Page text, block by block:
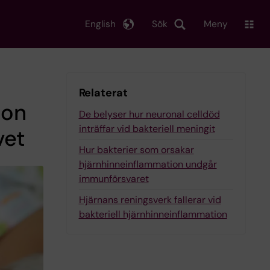
Sök
English Meny
Relaterat
De belyser hur neuronal celldöd
inträffar vid bakteriell meningit
Hur bakterier som orsakar
hjärnhinneinflammation undgår
immunförsvaret
Hjärnans reningsverk fallerar vid
bakteriell hjärnhinneinflammation